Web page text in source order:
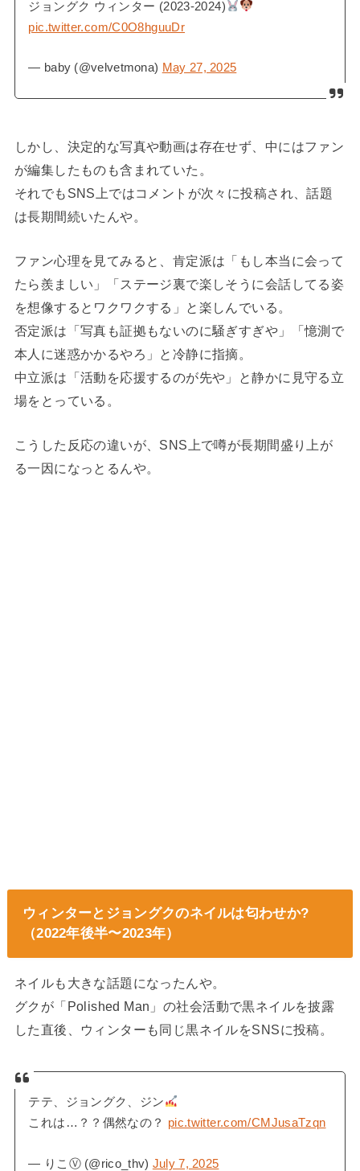
ジョングク ウィンター (2023-2024)
pic.twitter.com/C0O8hguuDr
— baby (@velvetmona) May 27, 2025
しかし、決定的な写真や動画は存在せず、中にはファン
が編集したものも含まれていた。
それでもSNS上ではコメントが次々に投稿され、話題
は長期間続いたんや。
ファン心理を見てみると、肯定派は「もし本当に会って
たら羨ましい」「ステージ裏で楽しそうに会話してる姿
を想像するとワクワクする」と楽しんでいる。
否定派は「写真も証拠もないのに騒ぎすぎや」「憶測で
本人に迷惑かかるやろ」と冷静に指摘。
中立派は「活動を応援するのが先や」と静かに見守る立
場をとっている。
こうした反応の違いが、SNS上で噂が長期間盛り上が
る一因になっとるんや。
ウィンターとジョングクのネイルは匂わせか?
（2022年後半〜2023年）
ネイルも大きな話題になったんや。
グクが「Polished Man」の社会活動で黒ネイルを披露
した直後、ウィンターも同じ黒ネイルをSNSに投稿。
テテ、ジョングク、ジン
これは…？？偶然なの？ pic.twitter.com/CMJusaTzqn
— りこⓋ (@rico_thv) July 7, 2025